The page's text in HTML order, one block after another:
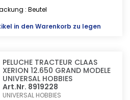
: Beutel
in den Warenkorb zu legen
PELUCHE TRACTEUR CLAAS
XERION 12.650 GRAND MODELE
UNIVERSAL HOBBIES
Art.Nr. 8919228
UNIVERSAL HOBBIES